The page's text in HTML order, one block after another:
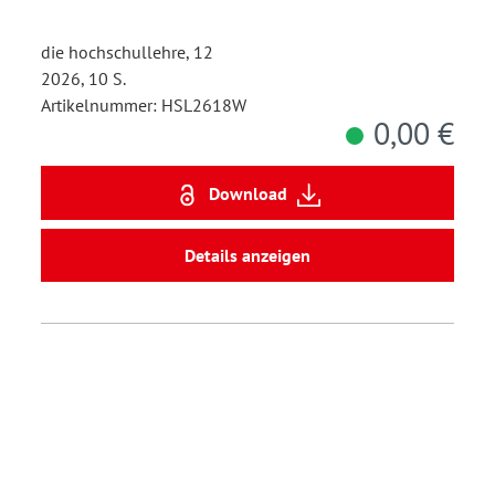
die hochschullehre, 12
2026, 10 S.
Artikelnummer: HSL2618W
0,00 €
Download
Details anzeigen